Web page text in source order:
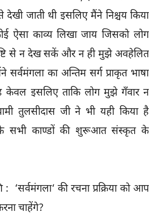
से देखी जाती थी इसलिए मैंने निश्चय किया
ऐसा काव्य लिखा जाय जिसको लोग
से न देख सकें और न ही मुझे अवहेलित
सर्वमंगला का अन्तिम सर्ग प्राकृत भाषा
केवल इसलिए ताकि लोग मुझे गँवार न
तुलसीदास जी ने भी यही किया है
के सभी काण्डों की शुरूआत संस्कृत के
: ‘सर्वमंगला‘ की रचना प्रक्रिया को आप
चाहेंगे?